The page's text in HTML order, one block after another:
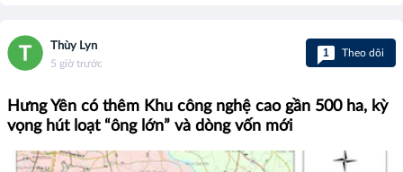
Thùy Lyn
5 giờ trước
1 Theo dõi
Hưng Yên có thêm Khu công nghệ cao gần 500 ha, kỳ
vọng hút loạt “ông lớn” và dòng vốn mới